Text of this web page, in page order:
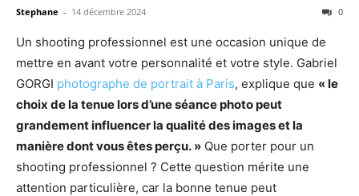
Stephane - 14 décembre 2024 0
Un shooting professionnel est une occasion unique de
mettre en avant votre personnalité et votre style. Gabriel
GORGI photographe de portrait à Paris, explique que « le
choix de la tenue lors d’une séance photo peut
grandement influencer la qualité des images et la
manière dont vous êtes perçu. » Que porter pour un
shooting professionnel ? Cette question mérite une
attention particulière, car la bonne tenue peut